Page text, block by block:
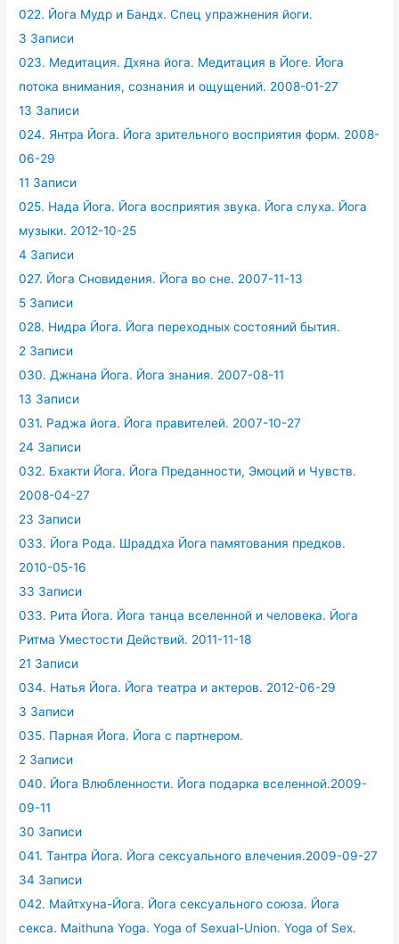
022. Йога Мудр и Бандх. Спец упражнения йоги.
3 Записи
023. Медитация. Дхяна йога. Медитация в Йоге. Йога
потока внимания, сознания и ощущений. 2008-01-27
13 Записи
024. Янтра Йога. Йога зрительного восприятия форм. 2008-
06-29
11 Записи
025. Нада Йога. Йога восприятия звука. Йога слуха. Йога
музыки. 2012-10-25
4 Записи
027. Йога Сновидения. Йога во сне. 2007-11-13
5 Записи
028. Нидра Йога. Йога переходных состояний бытия.
2 Записи
030. Джнана Йога. Йога знания. 2007-08-11
13 Записи
031. Раджа йога. Йога правителей. 2007-10-27
24 Записи
032. Бхакти Йога. Йога Преданности, Эмоций и Чувств.
2008-04-27
23 Записи
033. Йога Рода. Шраддха Йога памятования предков.
2010-05-16
33 Записи
033. Рита Йога. Йога танца вселенной и человека. Йога
Ритма Уместости Действий. 2011-11-18
21 Записи
034. Натья Йога. Йога театра и актеров. 2012-06-29
3 Записи
035. Парная Йога. Йога с партнером.
2 Записи
040. Йога Влюбленности. Йога подарка вселенной.2009-
09-11
30 Записи
041. Тантра Йога. Йога сексуального влечения.2009-09-27
34 Записи
042. Майтхуна-Йога. Йога сексуального союза. Йога
секса. Maithuna Yoga. Yoga of Sexual-Union. Yoga of Sex.